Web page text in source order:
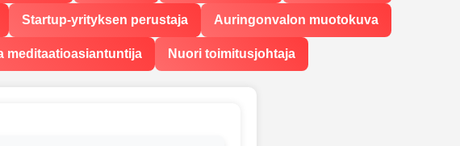
Startup-yrityksen perustaja Auringonvalon muotokuva
meditaatioasiantuntija Nuori toimitusjohtaja